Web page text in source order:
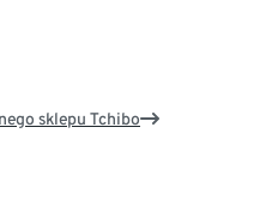
sklepu Tchibo